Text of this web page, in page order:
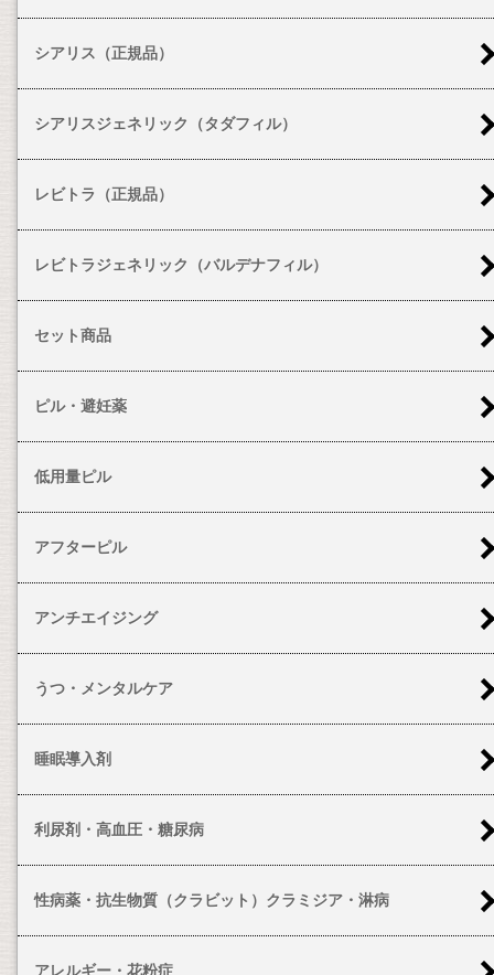
シアリス（正規品）
シアリスジェネリック（タダフィル）
レビトラ（正規品）
レビトラジェネリック（バルデナフィル）
セット商品
ピル・避妊薬
低用量ピル
アフターピル
アンチエイジング
うつ・メンタルケア
睡眠導入剤
利尿剤・高血圧・糖尿病
性病薬・抗生物質（クラビット）クラミジア・淋病
アレルギー・花粉症